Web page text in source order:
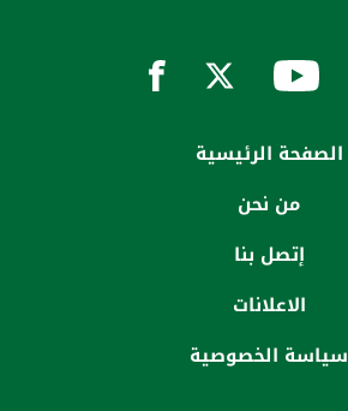
الصفحة الرئيسية
من نحن
إتصل بنا
الاعلانات
سياسة الخصوصية